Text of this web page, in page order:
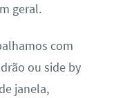
geral.
com
ou side by
janela,